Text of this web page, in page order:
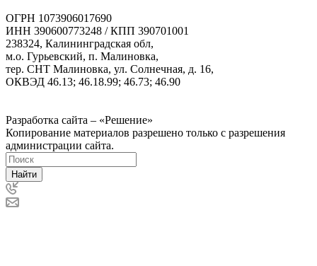
ОГРН 1073906017690
ИНН 390600773248 / КПП 390701001
238324, Калининградская обл,
м.о. Гурьевский, п. Малиновка,
тер. СНТ Малиновка, ул. Солнечная, д. 16,
ОКВЭД 46.13; 46.18.99; 46.73; 46.90
Разработка сайта – «Решение»
Копирование материалов разрешено только с разрешения
администрации сайта.
Найти